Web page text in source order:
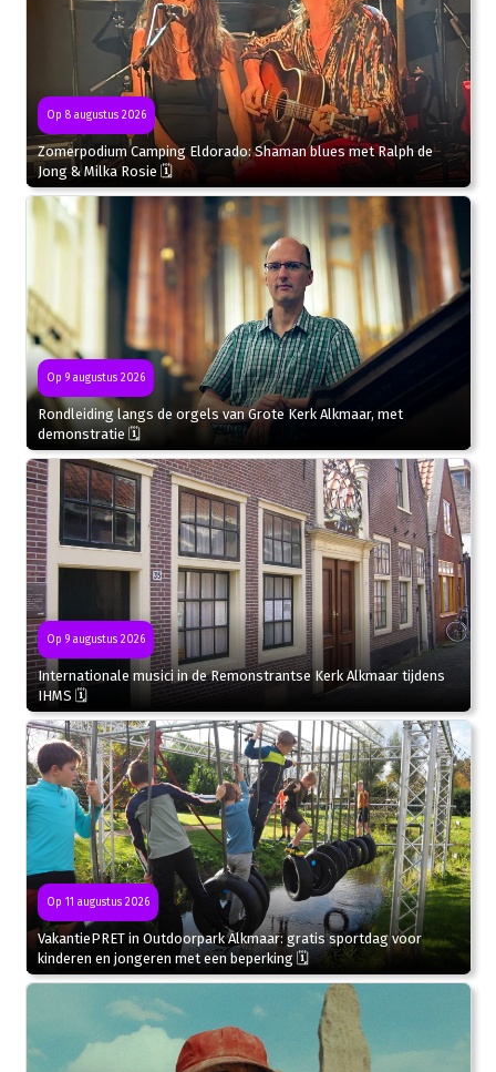
Op 8 augustus 2026
Zomerpodium Camping Eldorado: Shaman blues met Ralph de
Jong & Milka Rosie 🗓
Op 9 augustus 2026
Rondleiding langs de orgels van Grote Kerk Alkmaar, met
demonstratie 🗓
Op 9 augustus 2026
Internationale musici in de Remonstrantse Kerk Alkmaar tijdens
IHMS 🗓
Op 11 augustus 2026
VakantiePRET in Outdoorpark Alkmaar: gratis sportdag voor
kinderen en jongeren met een beperking 🗓